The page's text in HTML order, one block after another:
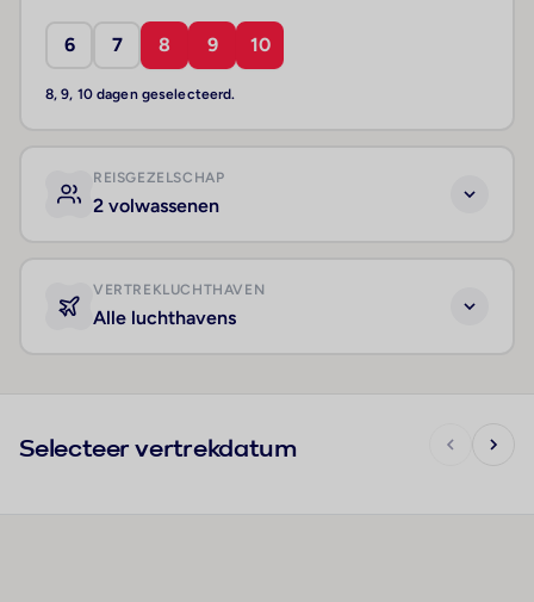
6 7 8 9 10
8, 9, 10 dagen geselecteerd.
REISGEZELSCHAP
2 volwassenen
VERTREKLUCHTHAVEN
Alle luchthavens
Selecteer vertrekdatum